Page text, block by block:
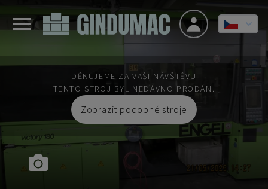
DĚKUJEME ZA VAŠI NÁVŠTĚVU
TENTO STROJ BYL NEDÁVNO PRODÁN.
Zobrazit podobné stroje